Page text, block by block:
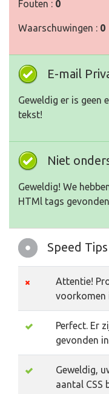
Fouten : 0
Waarschuwingen : 0
E-mail
Geweldig er is geen
tekst!
Niet
Geweldig! We
HTMl tags
Speed Tips
Attentie!
voorkomen
Perfect. Er
gevonden
Geweldig,
aantal CSS